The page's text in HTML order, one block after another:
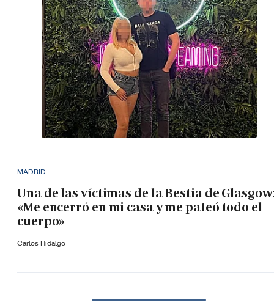
MADRID
Una de las víctimas de la Bestia de
«Me encerró en mi casa y me pateó todo el
cuerpo»
Carlos Hidalgo